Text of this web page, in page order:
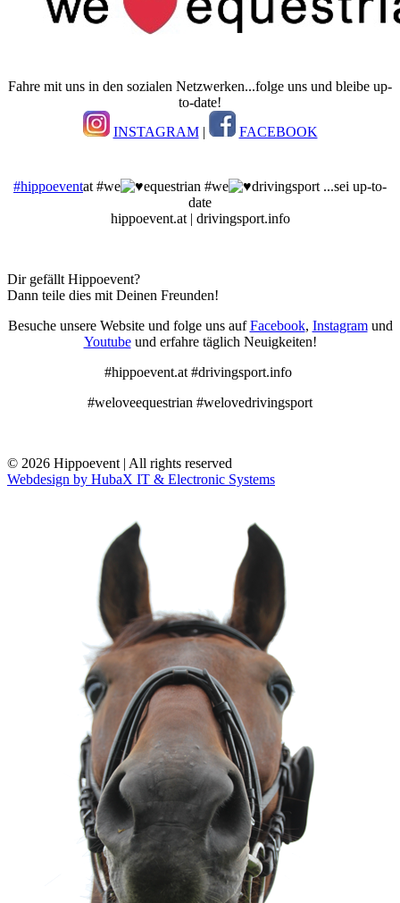
Fahre mit uns in den sozialen Netzwerken...folge uns und bleibe up-
to-date!
INSTAGRAM| FACEBOOK
#hippoeventat #we equestrian #we
drivingsport ...sei up-to-
date
hippoevent.at | drivingsport.info
Dir gefällt Hippoevent?
Dann teile dies mit Deinen Freunden!
Besuche unsere Website und folge uns aufFacebook, Instagramund
Youtubeund erfahre täglich Neuigkeiten!
#hippoevent.at #drivingsport.info
#weloveequestrian #welovedrivingsport
© 2026 Hippoevent | All rights reserved
Webdesign by HubaX IT & Electronic Systems